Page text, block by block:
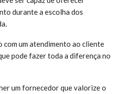
durante a escolha dos
um atendimento ao cliente
pode fazer toda a diferença no
um fornecedor que valorize o